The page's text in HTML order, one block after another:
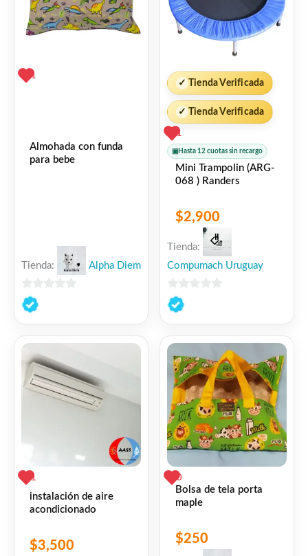
1
Almohada con funda
para bebe
Tienda: Alpha Diem
0
de
✓ Tienda Verificada
✓ Tienda Verificada
1
▣ Hasta 12 cuotas sin recargo
Mini Trampolin (ARG-
068 ) Randers
$2,900
Tienda:
Compumach Uruguay
0
de
1
instalación de aire
acondicionado
$3,500
0
Bolsa de tela porta
maple
$250